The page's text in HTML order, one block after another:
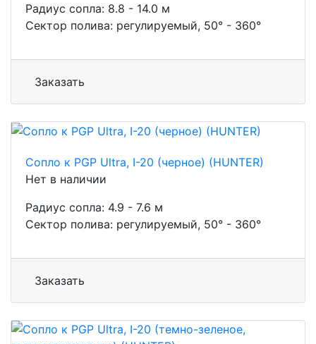
Радиус сопла: 8.8 - 14.0 м
Сектор полива: регулируемый, 50° - 360°
Заказать
Сопло к PGP Ultra, I-20 (черное) (HUNTER)
Нет в наличии
Радиус сопла: 4.9 - 7.6 м
Сектор полива: регулируемый, 50° - 360°
Заказать